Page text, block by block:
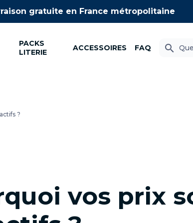
gratuiteen France métropolitaine
PACKS
LITERIE
ACCESSOIRES FAQ search
?
vos prix